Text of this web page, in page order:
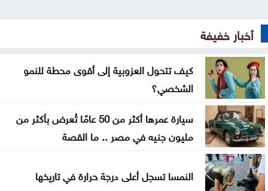
أخيراً العالم يكتشف سبتة
هل الزواج علاقة صحية
من كريم خان إلى بيدرو سانشيز… كلفة الوقوف مع
فلسطين
جون إسبوزيتو ومجتمعات الإسلام: أحد آخر النبلاء
دراسة حديثة: التحدث بأكثر من لغة يبطئ الشيخوخة
البيولوجية للدماغ
أخبار خفيفة
كيف تتحول العزوبية إلى أقوى محطة للنمو
الشخصي؟
سيارة عمرها أكثر من 50 عامًا تُعرض بأكثر من
مليون جنيه في مصر .. ما القصة
النمسا تسجل أعلى درجة حرارة في تاريخها